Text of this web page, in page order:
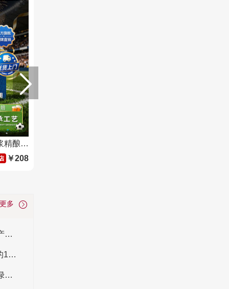
官方旗舰奥丁格G德国进口原浆精酿小麦白啤酒500ml罐装整箱批发
￥208
多
中国公认最好喝的10款啤酒 中国口感最好的国产啤酒排名前十
世界十大麦汁浓度最高的啤酒排名 麦芽味最浓的10种啤酒盘点
黄啤_黑啤_白啤_红啤_琥珀色啤酒_金色艾尔_绿啤_紫啤_粉啤_蓝啤的区别